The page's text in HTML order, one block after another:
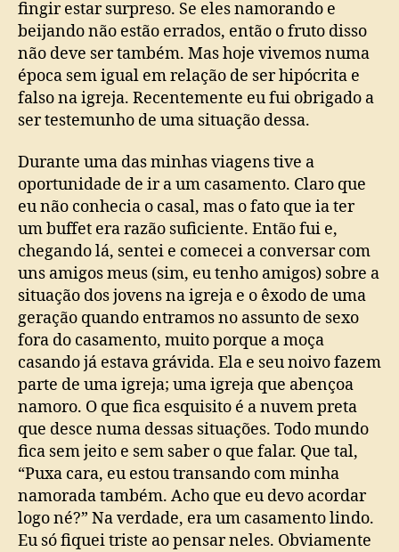
fingir estar surpreso. Se eles namorando e
beijando não estão errados, então o fruto disso
não deve ser também. Mas hoje vivemos numa
época sem igual em relação de ser hipócrita e
falso na igreja. Recentemente eu fui obrigado a
ser testemunho de uma situação dessa.
Durante uma das minhas viagens tive a
oportunidade de ir a um casamento. Claro que
eu não conhecia o casal, mas o fato que ia ter
um buffet era razão suficiente. Então fui e,
chegando lá, sentei e comecei a conversar com
uns amigos meus (sim, eu tenho amigos) sobre a
situação dos jovens na igreja e o êxodo de uma
geração quando entramos no assunto de sexo
fora do casamento, muito porque a moça
casando já estava grávida. Ela e seu noivo fazem
parte de uma igreja; uma igreja que abençoa
namoro. O que fica esquisito é a nuvem preta
que desce numa dessas situações. Todo mundo
fica sem jeito e sem saber o que falar. Que tal,
“Puxa cara, eu estou transando com minha
namorada também. Acho que eu devo acordar
logo né?” Na verdade, era um casamento lindo.
Eu só fiquei triste ao pensar neles. Obviamente